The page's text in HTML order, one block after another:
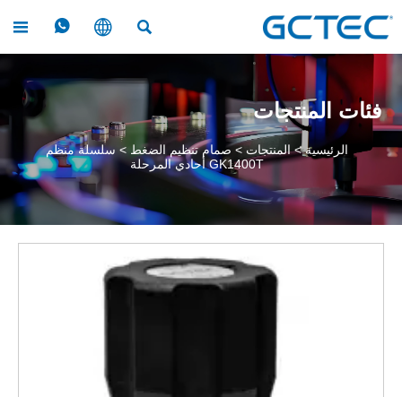




فئات المنتجات
الرئيسية>المنتجات>صمام تنظيم الضغط > سلسلة منظم
GK1400T أحادي المرحلة